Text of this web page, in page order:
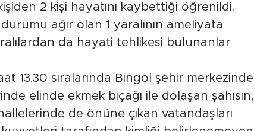
2 kişi hayatını kaybettiği öğrenildi.
ağır olan 1 yaralının ameliyata
da hayati tehlikesi bulunanlar
13.30 sıralarında Bingöl şehir merkezinde
elinde ekmek bıçağı ile dolaşan şahısın,
de önüne çıkan vatandaşları